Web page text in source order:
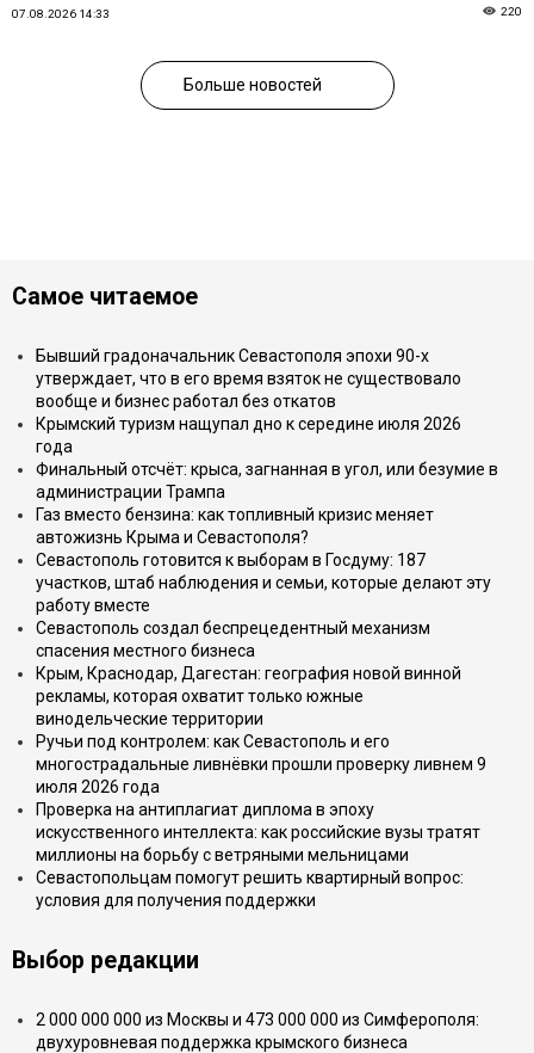
07.08.2026 14:33 220
Больше новостей
Самое читаемое
Бывший градоначальник Севастополя эпохи 90-х
утверждает, что в его время взяток не существовало
вообще и бизнес работал без откатов
Крымский туризм нащупал дно к середине июля 2026
года
Финальный отсчёт: крыса, загнанная в угол, или безумие в
администрации Трампа
Газ вместо бензина: как топливный кризис меняет
автожизнь Крыма и Севастополя?
Севастополь готовится к выборам в Госдуму: 187
участков, штаб наблюдения и семьи, которые делают эту
работу вместе
Севастополь создал беспрецедентный механизм
спасения местного бизнеса
Крым, Краснодар, Дагестан: география новой винной
рекламы, которая охватит только южные
винодельческие территории
Ручьи под контролем: как Севастополь и его
многострадальные ливнёвки прошли проверку ливнем 9
июля 2026 года
Проверка на антиплагиат диплома в эпоху
искусственного интеллекта: как российские вузы тратят
миллионы на борьбу с ветряными мельницами
Севастопольцам помогут решить квартирный вопрос:
условия для получения поддержки
Выбор редакции
2 000 000 000 из Москвы и 473 000 000 из Симферополя:
двухуровневая поддержка крымского бизнеса